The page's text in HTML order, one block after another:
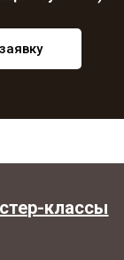
классы